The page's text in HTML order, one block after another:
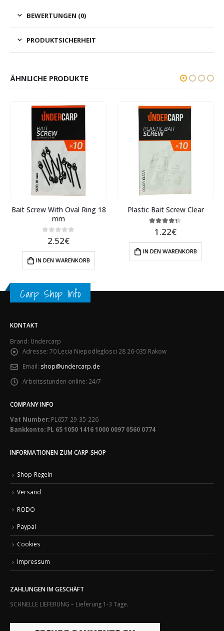
BEWERTUNGEN (0)
PRODUKTSICHERHEIT
ÄHNLICHE PRODUKTE
Bait Screw With Oval Ring 18
mm
out of 5
2.52€
IN DEN WARENKORB
Plastic Bait Screw Clear
4.25 out of 5
1.22€
IN DEN WARENKORB
Carp Shop Info
KONTAKT
Brand: Undercarp
Adresse: 70 Lecia Niepodleglosci 28 26-035 Rakow
Email: shop@undercarp.de
Arbeitsstunden online: 24/7
COMPANY INFO
Vat Number: PL657-29-35-226
Bankkonto: PL 65 1050 1416 1000 0097 0560 0774
INFORMATIONEN ZUM CARP-SHOP
Shop-Regeln
Versand
RODO
Paypal
Cookies
Impressum
ZAHLUNGEN IM GESCHÄFT
SCHNELLE LIEFERUNG – Lieferung 1-3 Tage.